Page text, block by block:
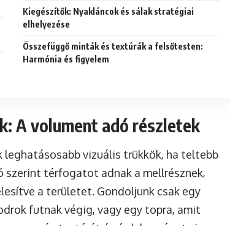
Kiegészítők: Nyakláncok és sálak stratégiai
elhelyezése
Összefüggő minták és textúrák a felsőtesten:
Harmónia és figyelem
A volument adó részletek
leghatásosabb vizuális trükkök, ha teltebb
szerint térfogatot adnak a mellrésznek,
a területet. Gondoljunk csak egy
futnak végig, vagy egy topra, amit